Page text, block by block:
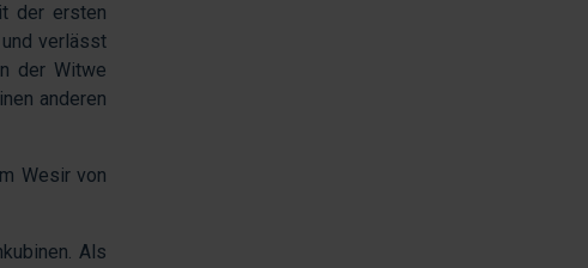
der ersten
verlässt
der Witwe
anderen
Wesir von
Als